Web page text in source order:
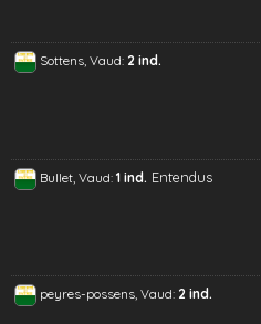
Sottens, Vaud: 2 ind.
Bullet, Vaud: 1 ind. Entendus
peyres-possens, Vaud: 2 ind.